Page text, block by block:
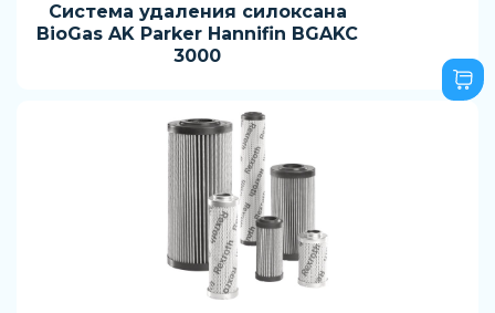
Система удаления силоксана
BioGas AK Parker Hannifin BGAKC
3000